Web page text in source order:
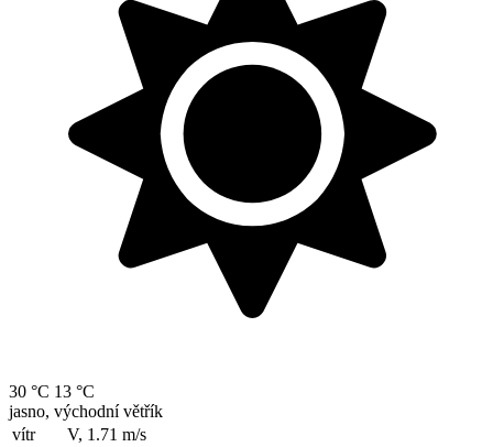
30 °C 13 °C
jasno, východní větřík
vítr
V, 1.71 m/s